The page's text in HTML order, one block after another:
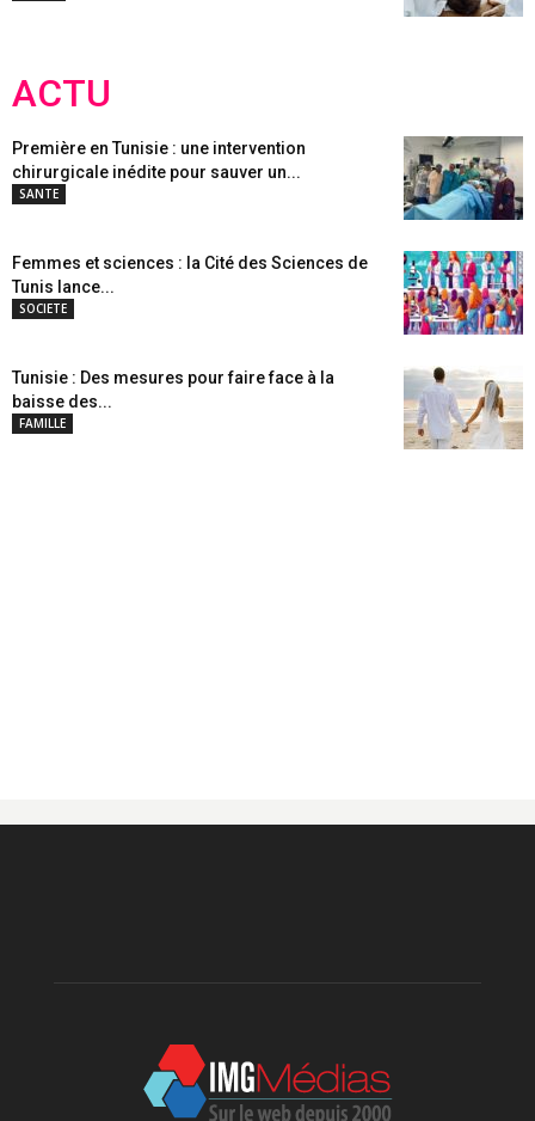
ACTU
Première en Tunisie : une intervention
chirurgicale inédite pour sauver un...
SANTE
Femmes et sciences : la Cité des Sciences de
Tunis lance...
SOCIETE
Tunisie : Des mesures pour faire face à la
baisse des...
FAMILLE